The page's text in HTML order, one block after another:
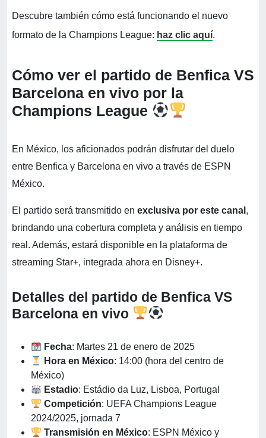
Descubre también cómo está funcionando el nuevo
formato de la Champions League: haz clic aquí.
Cómo ver el partido de Benfica VS
Barcelona en vivo por la
Champions League
En México, los aficionados podrán disfrutar del duelo
entre Benfica y Barcelona en vivo a través de ESPN
México.
El partido será transmitido en exclusiva por este canal ,
brindando una cobertura completa y análisis en tiempo
real. Además, estará disponible en la plataforma de
streaming Star+, integrada ahora en Disney+.
Detalles del partido de Benfica VS
Barcelona en vivo
Fecha: Martes 21 de enero de 2025
Hora en México: 14:00 (hora del centro de
México)
Estadio: Estádio da Luz, Lisboa, Portugal
Competición: UEFA Champions League
2024/2025, jornada 7
Transmisión en México: ESPN México y